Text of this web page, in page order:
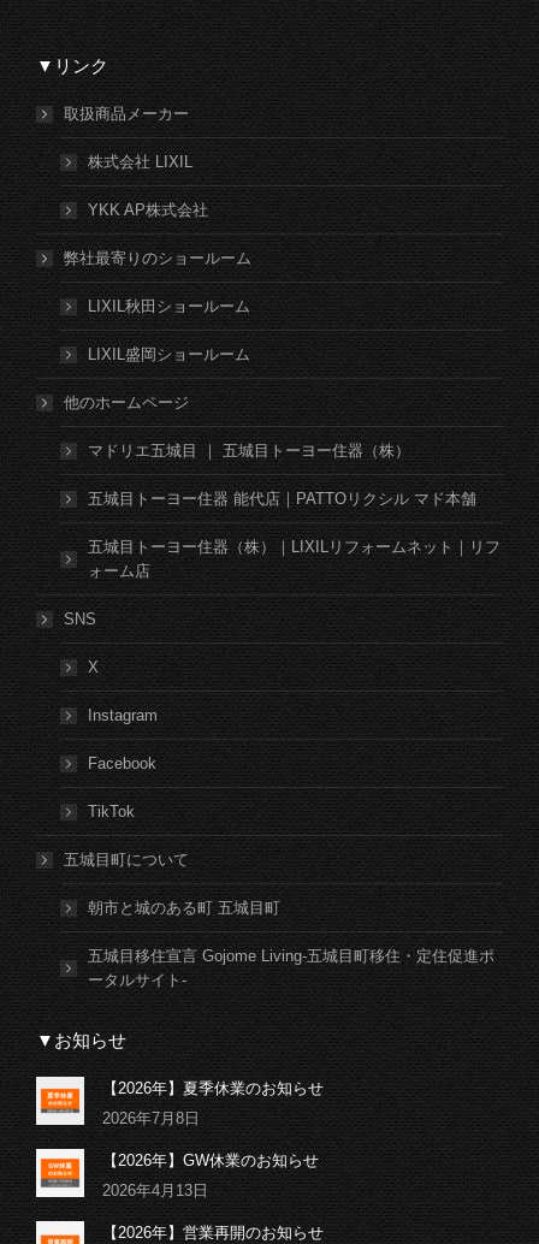
▼リンク
取扱商品メーカー
株式会社 LIXIL
YKK AP株式会社
弊社最寄りのショールーム
LIXIL秋田ショールーム
LIXIL盛岡ショールーム
他のホームページ
マドリエ五城目 ｜ 五城目トーヨー住器（株）
五城目トーヨー住器 能代店｜PATTOリクシル マド本舗
五城目トーヨー住器（株）｜LIXILリフォームネット｜リフ
ォーム店
SNS
X
Instagram
Facebook
TikTok
五城目町について
朝市と城のある町 五城目町
五城目移住宣言 Gojome Living-五城目町移住・定住促進ポ
ータルサイト-
▼お知らせ
【2026年】夏季休業のお知らせ
2026年7月8日
【2026年】GW休業のお知らせ
2026年4月13日
【2026年】営業再開のお知らせ